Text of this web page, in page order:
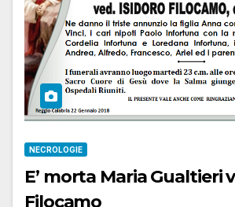
NECROLOGIE
E’ morta Maria Gualtieri
Filocamo